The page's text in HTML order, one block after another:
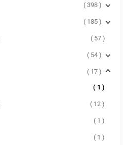
398
185
57
54
17
1
12
1
1